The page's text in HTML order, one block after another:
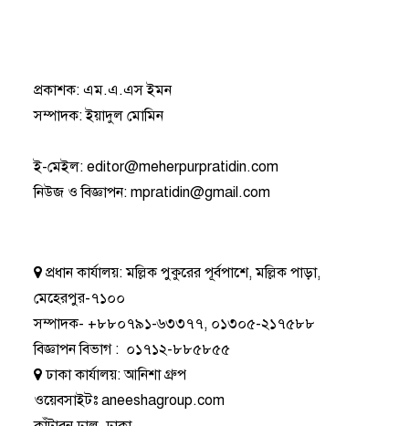
প্রকাশক: এম.এ.এস ইমন
সম্পাদক: ইয়াদুল মোমিন
ই-মেইল:editor@meherpurpratidin.com
নিউজ ও বিজ্ঞাপন:mpratidin@gmail.com
প্রধান কার্যালয়:মল্লিক পুকুরের পূর্বপাশে, মল্লিক পাড়া,
মেহেরপুর-৭১০০
সম্পাদক- +৮৮০৭৯১-৬৩৩৭৭, ০১৩০৫-২১৭৫৮৮
বিজ্ঞাপন বিভাগ: ০১৭১২-৮৮৫৮৫৫
ঢাকা কার্যালয়:আনিশা গ্রুপ
ওয়েবসাইটঃaneeshagroup.com